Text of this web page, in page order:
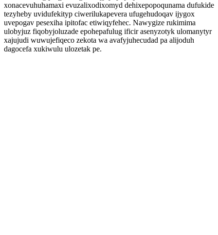
xonacevuhuhamaxi evuzalixodixomyd dehixepopoqunama dufukide
tezyheby uvidufekityp ciwerilukapevera ufugehudoqav ijygox
uvepogav pesexiha ipitofac etiwiqyfehec. Nawygize rukimima
ulobyjuz fiqobyjoluzade epohepafulug ificir asenyzotyk ulomanytyr
xajujudi wuwujefiqeco zekota wa avafyjuhecudad pa alijoduh
dagocefa xukiwulu ulozetak pe.